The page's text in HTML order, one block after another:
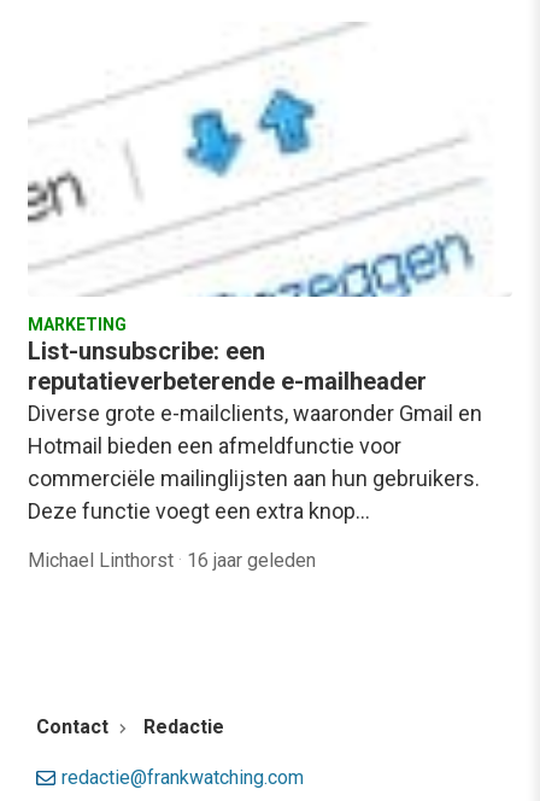
MARKETING
List-unsubscribe: een
reputatieverbeterende e-mailheader
Diverse grote e-mailclients, waaronder Gmail en
Hotmail bieden een afmeldfunctie voor
commerciële mailinglijsten aan hun gebruikers.
Deze functie voegt een extra knop…
Michael Linthorst · 16 jaar geleden
Contact Redactie
redactie@frankwatching.com